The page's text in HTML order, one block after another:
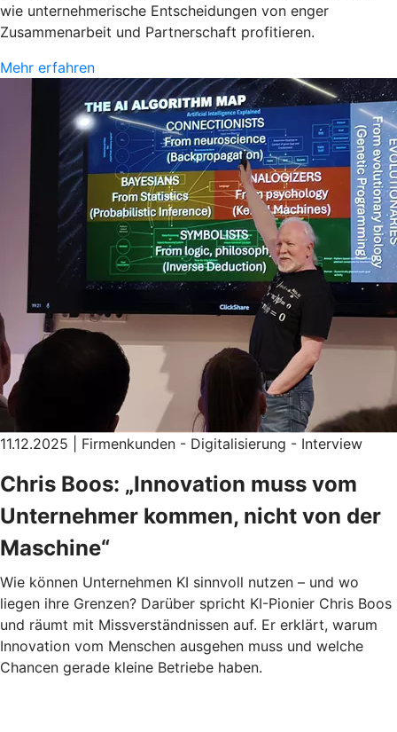
wie unternehmerische Entscheidungen von enger
Zusammenarbeit und Partnerschaft profitieren.
Mehr erfahren
11.12.2025 | Firmenkunden - Digitalisierung - Interview
Chris Boos: „Innovation muss vom
Unternehmer kommen, nicht von der
Maschine“
Wie können Unternehmen KI sinnvoll nutzen – und wo
liegen ihre Grenzen? Darüber spricht KI-Pionier Chris Boos
und räumt mit Missverständnissen auf. Er erklärt, warum
Innovation vom Menschen ausgehen muss und welche
Chancen gerade kleine Betriebe haben.